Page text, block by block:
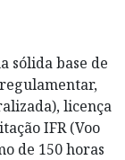
sólida base de
licença
IFR (Voo
de 150 horas